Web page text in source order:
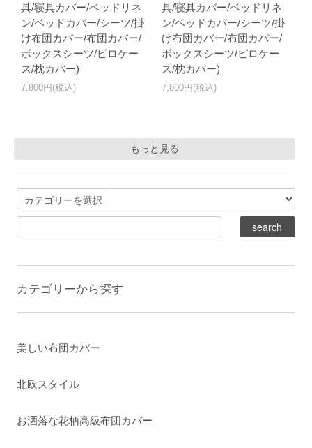
具/寝具カバー/ベッドリネ
ン/ベッドカバー/シーツ/掛
け布団カバー/布団カバー/
ボックスシーツ/ピロケー
ス/枕カバー)
7,800円(税込)
具/寝具カバー/ベッドリネ
ン/ベッドカバー/シーツ/掛
け布団カバー/布団カバー/
ボックスシーツ/ピロケー
ス/枕カバー)
7,800円(税込)
もっと見る
カテゴリーから探す
美しい布団カバー
北欧スタイル
お洒落な花柄高級布団カバー